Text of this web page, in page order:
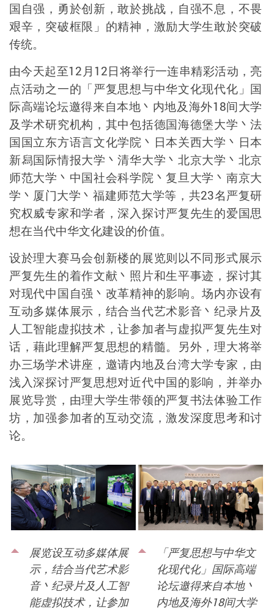
国自强，勇於创新，敢於挑战，自强不息，不畏
艰辛，突破框限」的精神，激励大学生敢於突破
传统。
由今天起至12月12日将举行一连串精彩活动， 亮
点活动之一的「严复思想与中华文化现代化」国
际高端论坛邀得来自本地丶内地及海外18间大学
及学术研究机构，其中包括德国海德堡大学丶法
国国立东方语言文化学院丶日本关西大学丶日本
新舄国际情报大学丶清华大学丶北京大学丶北京
师范大学丶中国社会科学院丶复旦大学丶南京大
学丶厦门大学丶福建师范大学等，共23名严复研
究权威专家和学者，深入探讨严复先生的爱国思
想在当代中华文化建设的价值。
设於理大赛马会创新楼的展览则以不同形式展示
严复先生的着作文献丶照片和生平事迹，探讨其
对现代中国自强丶改革精神的影响。场内亦设有
互动多媒体展示，结合当代艺术影音丶纪录片及
人工智能虚拟技术，让参加者与虚拟严复先生对
话，藉此理解严复思想的精髓。另外，理大将举
办三场学术讲座，邀请内地及台湾大学专家，由
浅入深探讨严复思想对近代中国的影响，并举办
展览导赏，由理大学生带领的严复书法体验工作
坊，加强参加者的互动交流，激发深度思考和讨
论。
展览设互动多媒体展
示，结合当代艺术影
音丶纪录片及人工智
能虚拟技术，让参加
「严复思想与中华文
化现代化」国际高端
论坛邀得来自本地丶
内地及海外18间大学